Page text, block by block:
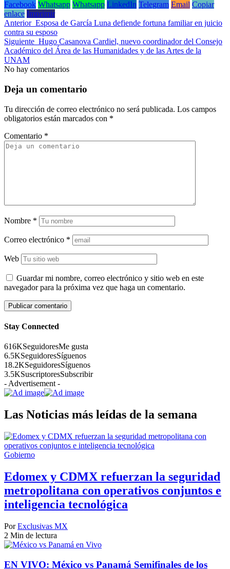
Facebook Whatsapp Whatsapp LinkedIn Telegram Email Copiar
enlace Imprimir
Anterior Esposa de García Luna defiende fortuna familiar en juicio
contra su esposo
Siguiente Hugo Casanova Cardiel, nuevo coordinador del Consejo
Académico del Área de las Humanidades y de las Artes de la
UNAM
No hay comentarios
Deja un comentario
Tu dirección de correo electrónico no será publicada. Los campos
obligatorios están marcados con *
Comentario *
Nombre *
Correo electrónico *
Web
Guardar mi nombre, correo electrónico y sitio web en este
navegador para la próxima vez que haga un comentario.
Stay Connected
616KSeguidoresMe gusta
6.5KSeguidoresSíguenos
18.2KSeguidoresSíguenos
3.5KSuscriptoresSubscribir
- Advertisement -
Las Noticias más leídas de la semana
Gobierno
Edomex y CDMX refuerzan la seguridad
metropolitana con operativos conjuntos e
inteligencia tecnológica
Por Exclusivas MX
2 Min de lectura
EN VIVO: México vs Panamá Semifinales de los